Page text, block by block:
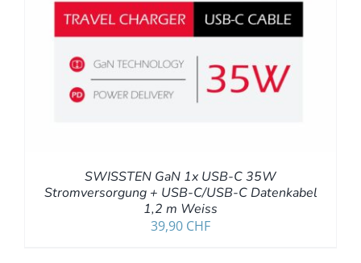
SWISSTEN GaN 1x USB-C 35W
Stromversorgung + USB-C/USB-C Datenkabel
1,2 m Weiss
39,90 CHF